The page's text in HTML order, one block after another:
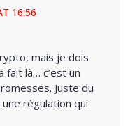
16:56
mais je dois
fait là… c’est un
Juste du
régulation qui